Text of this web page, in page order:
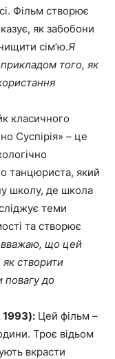
Фільм створює
як забобони
сім’ю.Я
того, як
класичного
Суспірія» – це
танцюриста, який
школу, де школа
теми
та створює
що цей
створити
повагу до
1993): Цей фільм –
Троє відьом
вкрасти